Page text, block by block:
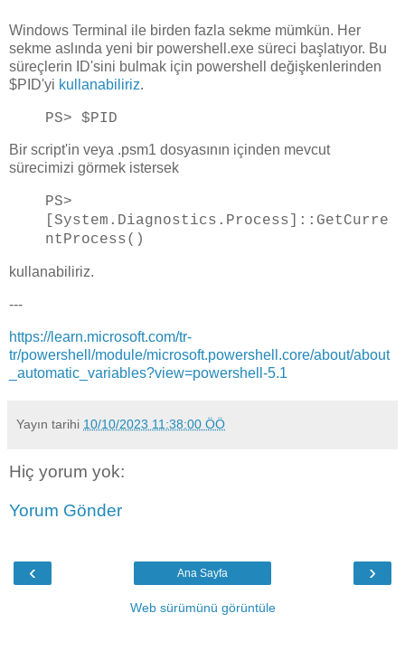
Windows Terminal ile birden fazla sekme mümkün. Her
sekme aslında yeni bir powershell.exe süreci başlatıyor. Bu
süreçlerin ID'sini bulmak için powershell değişkenlerinden
$PID'yi kullanabiliriz.
PS> $PID
Bir script'in veya .psm1 dosyasının içinden mevcut
sürecimizi görmek istersek
PS>
[System.Diagnostics.Process]::GetCurre
ntProcess()
kullanabiliriz.
---
https://learn.microsoft.com/tr-
tr/powershell/module/microsoft.powershell.core/about/about
_automatic_variables?view=powershell-5.1
Yayın tarihi 10/10/2023 11:38:00 ÖÖ
Hiç yorum yok:
Yorum Gönder
‹ ›
Ana Sayfa
Web sürümünü görüntüle